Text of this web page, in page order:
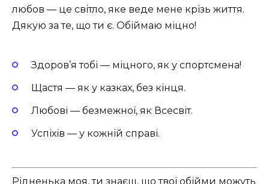
любов — це світло, яке веде мене крізь життя.
Дякую за те, що ти є. Обіймаю міцно!
Здоров’я тобі — міцного, як у спортсмена!
Щастя — як у казках, без кінця.
Любові — безмежної, як Всесвіт.
Успіхів — у кожній справі.
Рідненька моя, ти знаєш, що твої обійми можуть